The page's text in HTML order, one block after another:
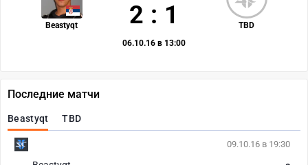
Beastyqt TBD
2 : 1
06.10.16 в 13:00
Последние матчи
Beastyqt TBD
09.10.16 в 19:30